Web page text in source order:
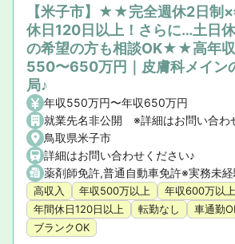
【米子市】★★完全週休2日制×
休日120日以上！さらに…土日
の希望の方も相談OK★★高年収
550〜650万円｜皮膚科メイン
局♪
年収550万円〜年収650万円
就業先名非公開 ※詳細はお問い合わ
鳥取県米子市
詳細はお問い合わせください♪
高収入 年収500万以上
年収600万以上
年間休日120日以上
転勤なし 車通勤
ブランクOK